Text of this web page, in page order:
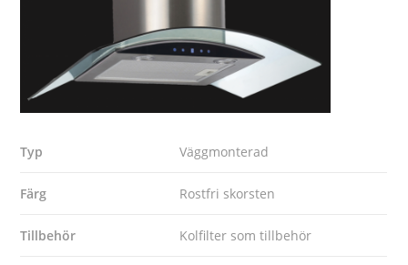
Typ Väggmonterad
Färg Rostfri skorsten
Tillbehör Kolfilter som tillbehör